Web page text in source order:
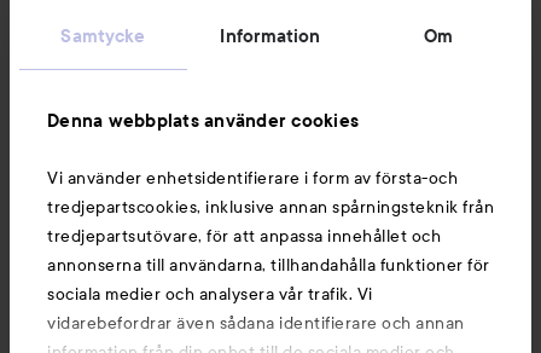
Samtycke Information Om
Denna webbplats använder cookies
Vi använder enhetsidentifierare i form av första-och
tredjepartscookies, inklusive annan spårningsteknik från
tredjepartsutövare, för att anpassa innehållet och
annonserna till användarna, tillhandahålla funktioner för
sociala medier och analysera vår trafik. Vi
vidarebefordrar även sådana identifierare och annan
Du kanske också gillar